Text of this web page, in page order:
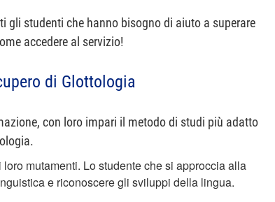
gli studenti che hanno bisogno di aiuto a superare
accedere al servizio!
di Glottologia
con loro impari il metodo di studi più adatto
mutamenti. Lo studente che si approccia alla
e riconoscere gli sviluppi della lingua.